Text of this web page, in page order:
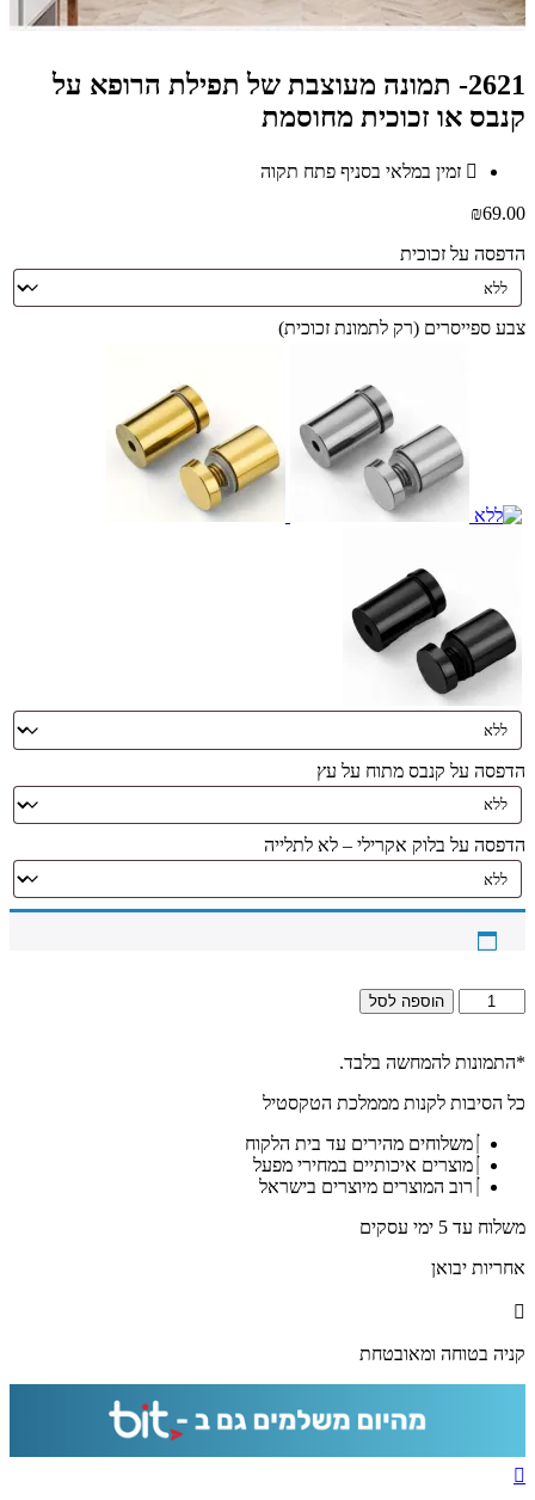
2621- תמונה מעוצבת של תפילת הרופא על
קנבס או זכוכית מחוסמת
זמין במלאי בסניף פתח תקוה
₪69.00
הדפסה על זכוכית
צבע ספייסרים (רק לתמונת זכוכית)
הדפסה על קנבס מתוח על עץ
הדפסה על בלוק אקרילי – לא לתלייה
כמות
של
תמונה
של
הרופא
קנבס
זכוכית
הוספה לסל
*התמונות להמחשה בלבד.
כל הסיבות לקנות מממלכת הטקסטיל
משלוחים מהירים עד בית הלקוח
מוצרים איכותיים במחירי מפעל
רוב המוצרים מיוצרים בישראל
משלוח עד 5 ימי עסקים
אחריות יבואן
קניה בטוחה ומאובטחת